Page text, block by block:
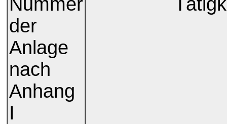
der
Anlage
nach
Anhang
I